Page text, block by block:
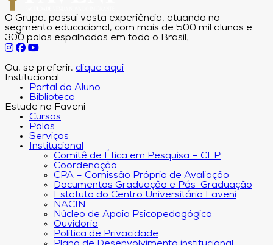
O Grupo, possui vasta experiência, atuando no
segmento educacional, com mais de 500 mil alunos e
300 polos espalhados em todo o Brasil.
Ou, se preferir, clique aqui
Institucional
Portal do Aluno
Biblioteca
Estude na Faveni
Cursos
Polos
Serviços
Institucional
Comitê de Ética em Pesquisa – CEP
Coordenação
CPA – Comissão Própria de Avaliação
Documentos Graduação e Pós-Graduação
Estatuto do Centro Universitário Faveni
NACIN
Núcleo de Apoio Psicopedagógico
Ouvidoria
Política de Privacidade